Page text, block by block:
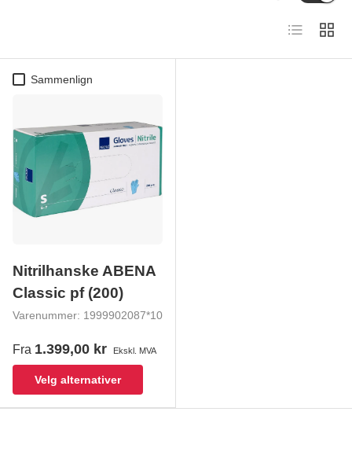
Produktliste
Sammenlign
Nitrilhanske ABENA
Classic pf (200)
Varenummer: 1999902087*10
Fra 1.399,00 kr Ekskl. MVA
Velg alternativer